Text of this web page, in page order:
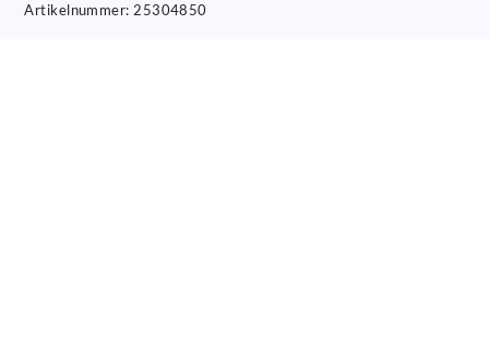
Artikelnummer: 25304850